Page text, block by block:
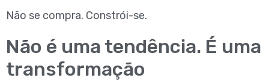
Não se compra. Constrói-se.
Não é uma tendência. É uma
transformação